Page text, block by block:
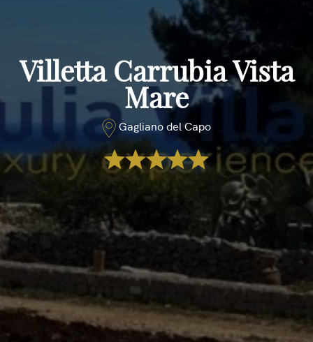
Villetta Carrubia Vista
Mare
Gagliano del Capo